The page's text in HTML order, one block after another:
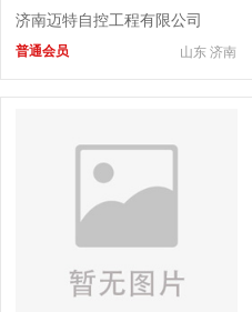
济南迈特自控工程有限公司
山东 济南
普通会员